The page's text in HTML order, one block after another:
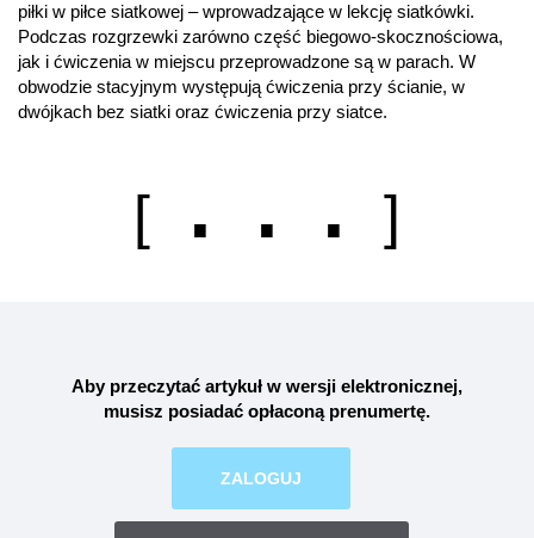
piłki w piłce siatkowej – wprowadzające w lekcję siatkówki.
Podczas rozgrzewki zarówno część biegowo-skocznościowa,
jak i ćwiczenia w miejscu przeprowadzone są w parach. W
obwodzie stacyjnym występują ćwiczenia przy ścianie, w
dwójkach bez siatki oraz ćwiczenia przy siatce.
[ . . . ]
Aby przeczytać artykuł w wersji elektronicznej,
musisz posiadać opłaconą prenumertę.
ZALOGUJ